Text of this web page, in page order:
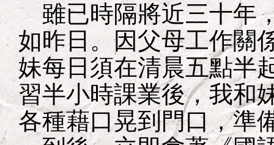
雖已時隔將近三十年
如昨日。因父母工作關
妹每日須在清晨五點半
習半小時課業後，我和
各種藉口晃到門口，準